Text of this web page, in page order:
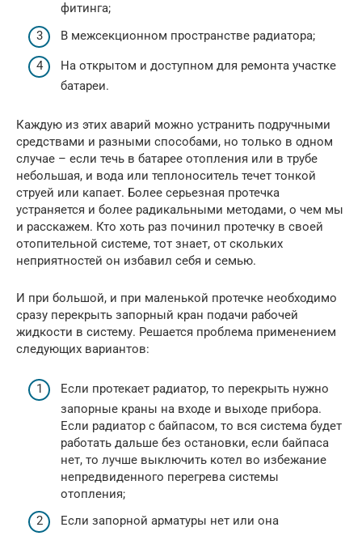
фитинга;
В межсекционном пространстве радиатора;
На открытом и доступном для ремонта участке
батареи.
Каждую из этих аварий можно устранить подручными
средствами и разными способами, но только в одном
случае – если течь в батарее отопления или в трубе
небольшая, и вода или теплоноситель течет тонкой
струей или капает. Более серьезная протечка
устраняется и более радикальными методами, о чем мы
и расскажем. Кто хоть раз починил протечку в своей
отопительной системе, тот знает, от скольких
неприятностей он избавил себя и семью.
И при большой, и при маленькой протечке необходимо
сразу перекрыть запорный кран подачи рабочей
жидкости в систему. Решается проблема применением
следующих вариантов:
Если протекает радиатор, то перекрыть нужно
запорные краны на входе и выходе прибора.
Если радиатор с байпасом, то вся система будет
работать дальше без остановки, если байпаса
нет, то лучше выключить котел во избежание
непредвиденного перегрева системы
отопления;
Если запорной арматуры нет или она